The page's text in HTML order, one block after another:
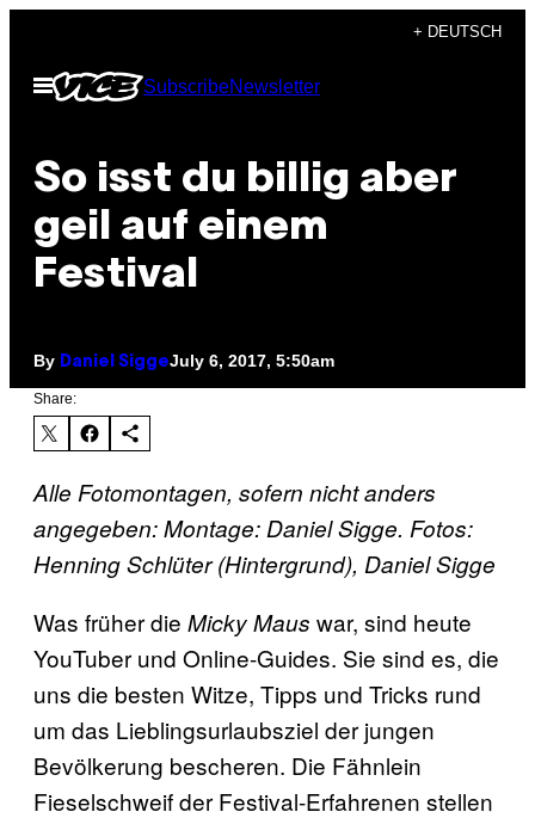
content
+ DEUTSCH
Open
Menu
SubscribeNewsletter
So isst du billig aber
geil auf einem
Festival
By Daniel SiggeJuly 6, 2017, 5:50am
Share:
Alle Fotomontagen, sofern nicht anders
angegeben: Montage: Daniel Sigge. Fotos:
Henning Schlüter (Hintergrund), Daniel Sigge
Was früher die Micky Maus war, sind heute
YouTuber und Online-Guides. Sie sind es, die
uns die besten Witze, Tipps und Tricks rund
um das Lieblingsurlaubsziel der jungen
Bevölkerung bescheren. Die Fähnlein
Fieselschweif der Festival-Erfahrenen stellen